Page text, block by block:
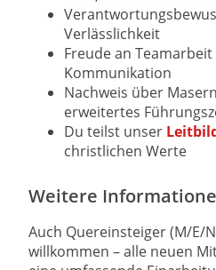
Verlässlichkeit
Freude an
Kommunikation
Nachweis über
erweitertes
Du teilst unser
christlichen Werte
Weitere
Auch Quereinsteiger (M/E/
willkommen – alle neuen